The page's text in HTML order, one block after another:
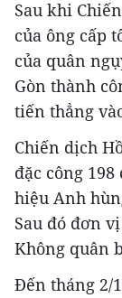
Sau khi
của ông cấp
của quân
Gòn thành
tiến thẳng
Chiến dịch
đặc công
hiệu Anh
Sau đó đơn
Không quân
Đến tháng 2/